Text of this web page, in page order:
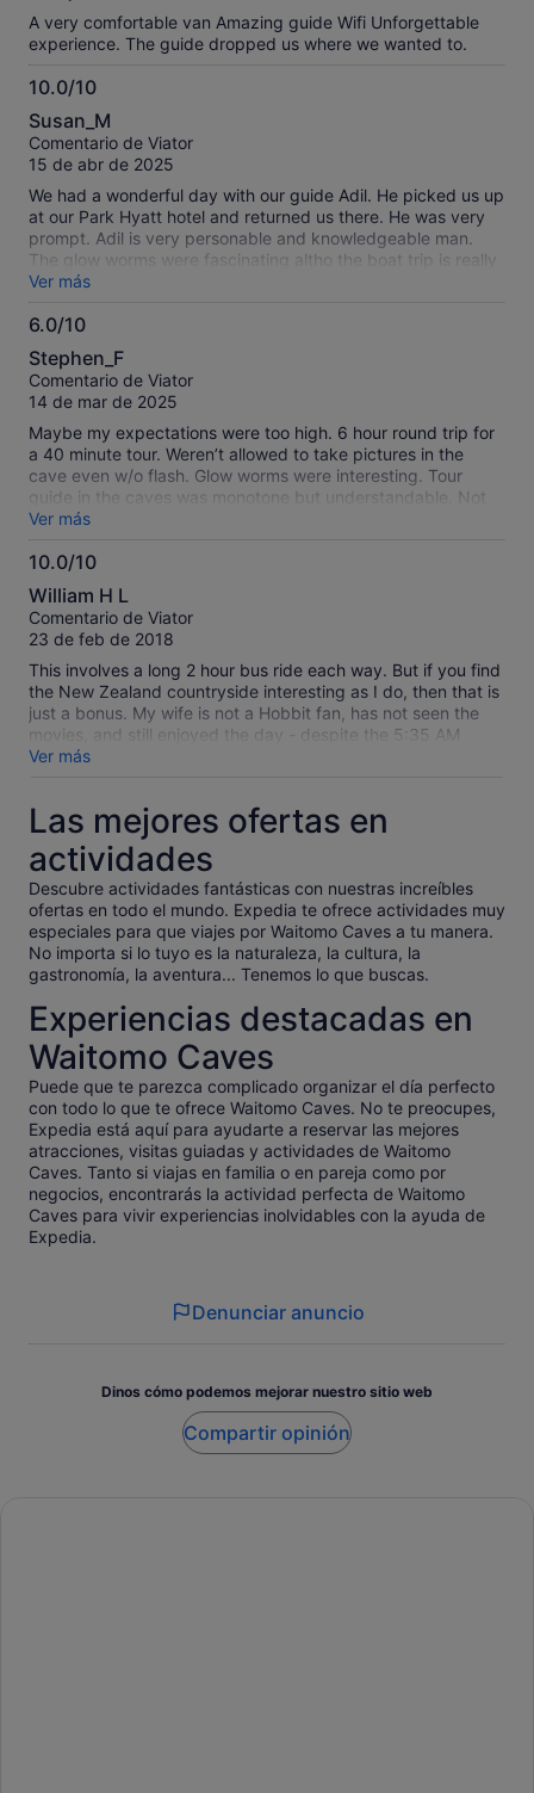
A very comfortable van Amazing guide Wifi Unforgettable
experience. The guide dropped us where we wanted to.
10.0/10
10.0
sobre
10
Susan_M
Comentario de Viator
15 de abr de 2025
We had a wonderful day with our guide Adil. He picked us up
at our Park Hyatt hotel and returned us there. He was very
prompt. Adil is very personable and knowledgeable man.
The glow worms were fascinating altho the boat trip is really
short. You can take a pic at the end but the pics aren't very
good. They have fake pics with green screen you can buy.
Adil narrated on the way there and even stopped to show us
hour drive but Adil made it very pleasant.
Ver más
6.0/10
6.0
sobre
10
Stephen_F
Comentario de Viator
14 de mar de 2025
Maybe my expectations were too high. 6 hour round trip for
a 40 minute tour. Weren’t allowed to take pictures in the
cave even w/o flash. Glow worms were interesting. Tour
guide in the caves was monotone but understandable. Not
sure I would make that trip again with what I know now. Our
driver kept us entertained with his knowledge of history of
New Zealand.
Ver más
10.0/10
10.0
sobre
10
William H L
Comentario de Viator
23 de feb de 2018
This involves a long 2 hour bus ride each way. But if you find
the New Zealand countryside interesting as I do, then that is
just a bonus. My wife is not a Hobbit fan, has not seen the
movies, and still enjoyed the day - despite the 5:35 AM
pickup. And if you enjoyed the movies, you will love the site.
about the creation of the current site and some filming tricks.
Have the dark ale at the Green Dragon if you like beer. Some
in our group complained that the group was too large, and
they had trouble hearing the guide. The paths are narrow,
and this could be an issue, but there are collection areas
where the guides stop, so if you keep up it should be OK.
Overall, this was one of the highlights of our trip.
Ver más
Las mejores ofertas en
actividades
Descubre actividades fantásticas con nuestras increíbles
ofertas en todo el mundo. Expedia te ofrece actividades muy
especiales para que viajes por Waitomo Caves a tu manera.
No importa si lo tuyo es la naturaleza, la cultura, la
gastronomía, la aventura... Tenemos lo que buscas.
Experiencias destacadas en
Waitomo Caves
Puede que te parezca complicado organizar el día perfecto
con todo lo que te ofrece Waitomo Caves. No te preocupes,
Expedia está aquí para ayudarte a reservar las mejores
atracciones, visitas guiadas y actividades de Waitomo
Caves. Tanto si viajas en familia o en pareja como por
negocios, encontrarás la actividad perfecta de Waitomo
Caves para vivir experiencias inolvidables con la ayuda de
Expedia.
Denunciar anuncio
Dinos cómo podemos mejorar nuestro sitio web
Compartir opinión